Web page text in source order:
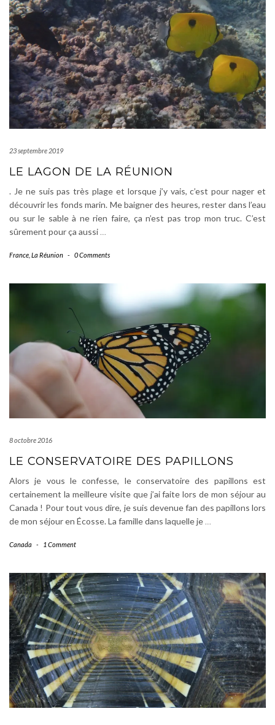
23 septembre 2019
LE LAGON DE LA RÉUNION
. Je ne suis pas très plage et lorsque j’y vais, c’est pour nager et
découvrir les fonds marin. Me baigner des heures, rester dans l’eau
ou sur le sable à ne rien faire, ça n’est pas trop mon truc. C’est
sûrement pour ça aussi …
France La Réunion - 0 Comments
8 octobre 2016
LE CONSERVATOIRE DES PAPILLONS
Alors je vous le confesse, le conservatoire des papillons est
certainement la meilleure visite que j’ai faite lors de mon séjour au
Canada ! Pour tout vous dire, je suis devenue fan des papillons lors
de mon séjour en Écosse. La famille dans laquelle je …
Canada - 1 Comment